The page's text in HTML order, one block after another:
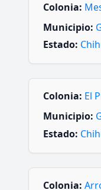
Colonia:
Municipio:
Estado:
Colonia: El
Municipio:
Estado:
Colonia: